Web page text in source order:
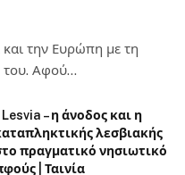
την Ευρώπη με τη
του. Αφού…
– η άνοδος και η
λεσβιακής
πραγματικό νησιωτικό
| Ταινία